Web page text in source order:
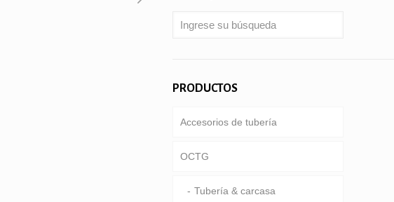
PRODUCTOS
Accesorios de tubería
OCTG
Tubería & carcasa